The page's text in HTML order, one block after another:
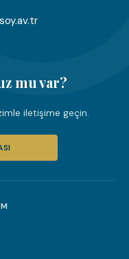
mu var?
iletişime geçin.